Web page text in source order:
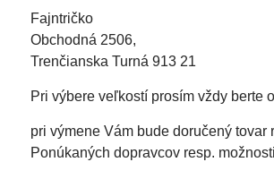
Fajntričko
Obchodná 2506,
Trenčianska Turná 913 21
Pri výbere veľkostí prosím vždy berte
pri výmene Vám bude doručený
Ponúkaných dopravcov resp.